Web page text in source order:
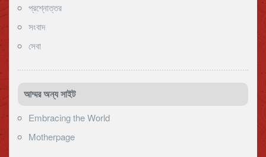
প্রশ্নোত্তর
সংবাদ
সেবা
আম্মর অন্য সাইট
Embracing the World
Motherpage